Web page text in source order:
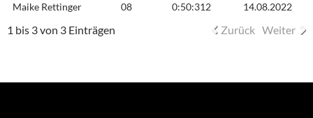
Maike Rettinger 08 0:50:312 14.08.2022
1 bis 3 von 3 Einträgen Zurück Weiter